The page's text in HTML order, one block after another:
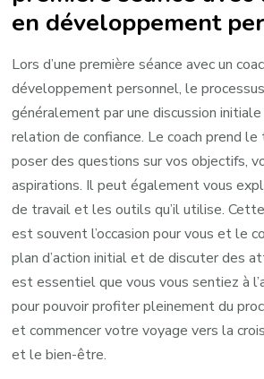
en développement
Lors d’une première séance avec un
développement personnel, le
généralement par une discussion
relation de confiance. Le coach prend
poser des questions sur vos objectifs,
aspirations. Il peut également vous
de travail et les outils qu’il utilise.
est souvent l’occasion pour vous et le
plan d’action initial et de discuter des
est essentiel que vous vous sentiez à
pour pouvoir profiter pleinement du
et commencer votre voyage vers la
et le bien-être.